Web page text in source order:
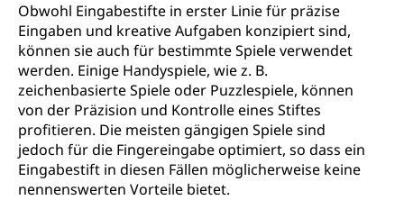
Obwohl Eingabestifte in erster Linie für präzise
Eingaben und kreative Aufgaben konzipiert sind,
können sie auch für bestimmte Spiele verwendet
werden. Einige Handyspiele, wie z. B.
zeichenbasierte Spiele oder Puzzlespiele, können
von der Präzision und Kontrolle eines Stiftes
profitieren. Die meisten gängigen Spiele sind
jedoch für die Fingereingabe optimiert, so dass ein
Eingabestift in diesen Fällen möglicherweise keine
nennenswerten Vorteile bietet.